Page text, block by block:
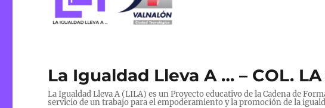
La Igualdad Lleva A … – COL.
La Igualdad Lleva A (LILA) es un Proyecto educativo de la Cadena de
servicio de un trabajo para el empoderamiento y la promoción de la